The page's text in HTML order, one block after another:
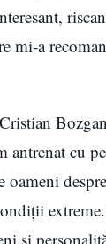
mi-a
antrenat cu
oameni
și